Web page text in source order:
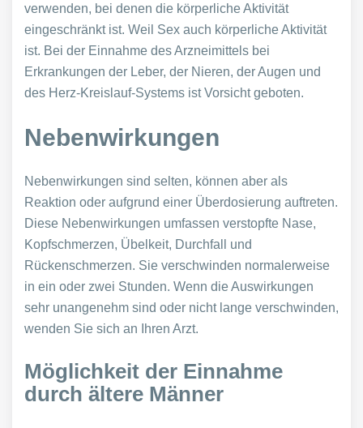
verwenden, bei denen die körperliche Aktivität
eingeschränkt ist. Weil Sex auch körperliche Aktivität
ist. Bei der Einnahme des Arzneimittels bei
Erkrankungen der Leber, der Nieren, der Augen und
des Herz-Kreislauf-Systems ist Vorsicht geboten.
Nebenwirkungen
Nebenwirkungen sind selten, können aber als
Reaktion oder aufgrund einer Überdosierung auftreten.
Diese Nebenwirkungen umfassen verstopfte Nase,
Kopfschmerzen, Übelkeit, Durchfall und
Rückenschmerzen. Sie verschwinden normalerweise
in ein oder zwei Stunden. Wenn die Auswirkungen
sehr unangenehm sind oder nicht lange verschwinden,
wenden Sie sich an Ihren Arzt.
Möglichkeit der Einnahme
durch ältere Männer